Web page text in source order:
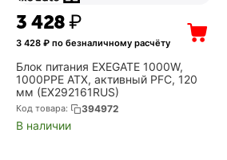
3 428₽
3 428 ₽ по безналичному расчёту
Блок питания EXEGATE 1000W,
1000PPE ATX, активный PFC, 120
мм (EX292161RUS)
Код товара: 394972
В наличии